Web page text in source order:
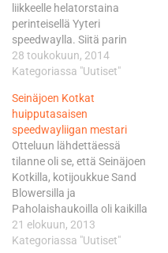
liikkeelle helatorstaina
perinteisellä Yyteri
speedwaylla. Siitä parin
päivän päästä jaetaan
Kaupunki Cupin
Seinäjoella. SM-liiga alkaa
tällä kaudella
poikkeuksellisen myöhään.
Ensimmäisistä liigapisteistä
kilpaillaan 7. kesäkuuta
Seinäjoella. SM-liigan
kilpailukalenteri 2014: Ottelu
1: Seinäjoki (7.6.) Kotkat-
Sand Blowers–Team Kotkan
Putkityö-Paholaishaukat
28 toukokuun, 2014
Kategoriassa "Uutiset"
Seinäjoen Kotkat
huipputasaisen
speedwayliigan mestari
Otteluun lähdettäessä
tilanne oli se, että Seinäjoen
Kotkilla, kotijoukkue Sand
Blowersilla ja
Paholaishaukoilla oli kaikilla
mahdollisuudet
mestaruuteen.
21 elokuun, 2013
Kategoriassa "Uutiset"